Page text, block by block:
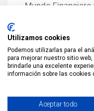
Mundo Financiero
Noticias
Protagonistas
Sin categoría
Utilizamos cookies
Podemos utilizarlas para el
para mejorar nuestro sitio
brindarle una excelente
información sobre las cookies
Aceptar todo